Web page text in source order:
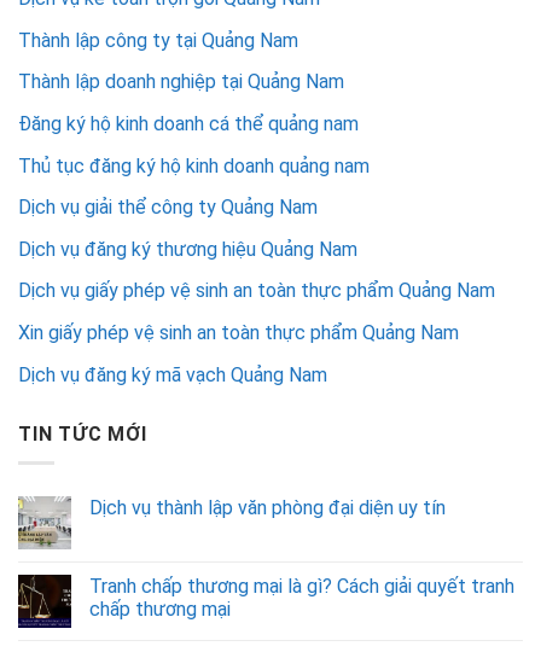
Thành lập công ty tại Quảng Nam
Thành lập doanh nghiệp tại Quảng Nam
Đăng ký hộ kinh doanh cá thể quảng nam
Thủ tục đăng ký hộ kinh doanh quảng nam
Dịch vụ giải thể công ty Quảng Nam
Dịch vụ đăng ký thương hiệu Quảng Nam
Dịch vụ giấy phép vệ sinh an toàn thực phẩm Quảng Nam
Xin giấy phép vệ sinh an toàn thực phẩm Quảng Nam
Dịch vụ đăng ký mã vạch Quảng Nam
TIN TỨC MỚI
Dịch vụ thành lập văn phòng đại diện uy tín
Tranh chấp thương mại là gì? Cách giải quyết tranh
chấp thương mại